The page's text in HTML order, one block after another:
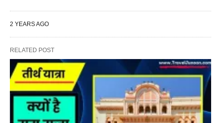
2 YEARS AGO
RELATED POST